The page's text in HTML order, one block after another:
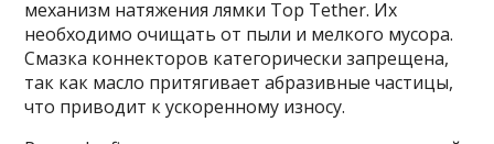
механизм натяжения лямки Top Tether. Их
необходимо очищать от пыли и мелкого мусора.
Смазка коннекторов категорически запрещена,
так как масло притягивает абразивные частицы,
что приводит к ускоренному износу.